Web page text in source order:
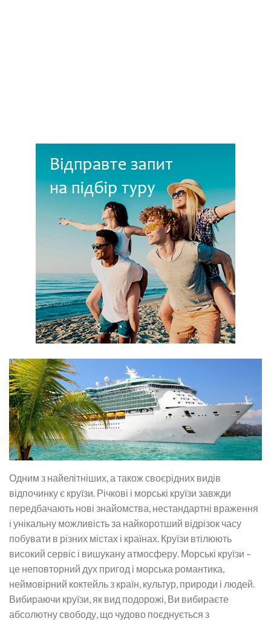
Одним з найелітніших, а також своєрідних видів
відпочинку є круїзи. Річкові і морські круїзи завжди
передбачають нові знайомства, нестандартні враження
і унікальну можливість за найкоротший відрізок часу
побувати в різних містах і країнах. Круїзи втілюють
високий сервіс і вишукану атмосферу. Морські круїзи –
це неповторний дух пригод і морська романтика,
неймовірний коктейль з країн, культур, природи і людей.
Вибираючи круїзи, як вид подорожі, Ви вибираєте
абсолютну свободу, що чудово поєднується з